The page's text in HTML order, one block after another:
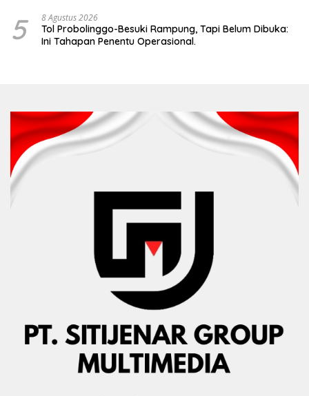
5 8 Agustus 2026
Tol Probolinggo-Besuki Rampung, Tapi Belum Dibuka:
Ini Tahapan Penentu Operasional.